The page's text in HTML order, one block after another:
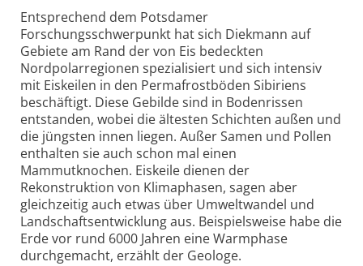
Entsprechend dem Potsdamer
Forschungsschwerpunkt hat sich Diekmann auf
Gebiete am Rand der von Eis bedeckten
Nordpolarregionen spezialisiert und sich intensiv
mit Eiskeilen in den Permafrostböden Sibiriens
beschäftigt. Diese Gebilde sind in Bodenrissen
entstanden, wobei die ältesten Schichten außen und
die jüngsten innen liegen. Außer Samen und Pollen
enthalten sie auch schon mal einen
Mammutknochen. Eiskeile dienen der
Rekonstruktion von Klimaphasen, sagen aber
gleichzeitig auch etwas über Umweltwandel und
Landschaftsentwicklung aus. Beispielsweise habe die
Erde vor rund 6000 Jahren eine Warmphase
durchgemacht, erzählt der Geologe.